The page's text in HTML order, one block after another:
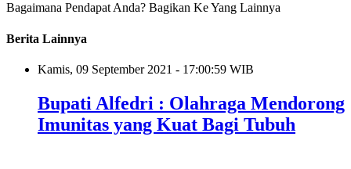
Bagaimana Pendapat Anda? Bagikan Ke Yang Lainnya
Berita Lainnya
Kamis, 09 September 2021 - 17:00:59 WIB
Bupati Alfedri : Olahraga Mendorong
Imunitas yang Kuat Bagi Tubuh